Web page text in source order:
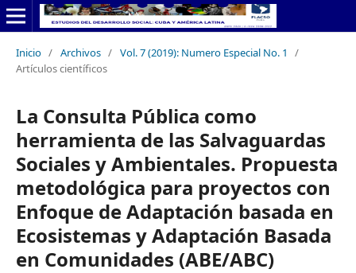
Inicio / Archivos / Vol. 7 (2019): Numero Especial No. 1
/
Artículos científicos
La Consulta Pública como
herramienta de las Salvaguardas
Sociales y Ambientales. Propuesta
metodológica para proyectos con
Enfoque de Adaptación basada en
Ecosistemas y Adaptación Basada
en Comunidades (ABE/ABC)